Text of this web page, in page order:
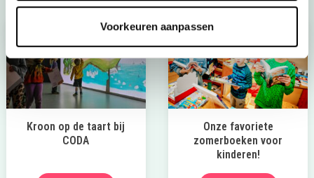
Voorkeuren aanpassen
Kroon op de taart bij
CODA
Onze favoriete
zomerboeken voor
kinderen!